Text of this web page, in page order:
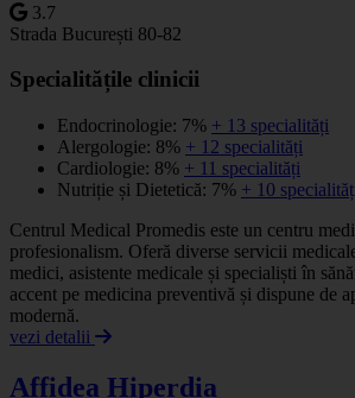
3.7
Strada București 80-82
Specialitățile clinicii
Endocrinologie: 7% + 13 specialități
Alergologie: 8% + 12 specialități
Cardiologie: 8% + 11 specialități
Nutriție și Dietetică: 7% + 10
Centrul Medical Promedis este un centru
profesionalism. Oferă diverse servicii
medici, asistente medicale și specialiști în
accent pe medicina preventivă și dispune de
modernă.
vezi detalii
Affidea Hiperdia